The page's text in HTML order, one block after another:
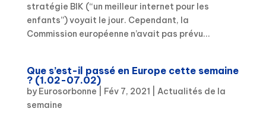
stratégie BIK (“un meilleur internet pour les
enfants”) voyait le jour. Cependant, la
Commission européenne n’avait pas prévu...
Que s’est-il passé en Europe cette semaine
? (1.02-07.02)
by Eurosorbonne Fév 7, 2021
Actualités de la
semaine